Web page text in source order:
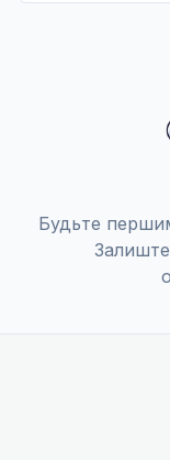
03 груд. 2010
Початок
12
17 груд. 2010
Будьте